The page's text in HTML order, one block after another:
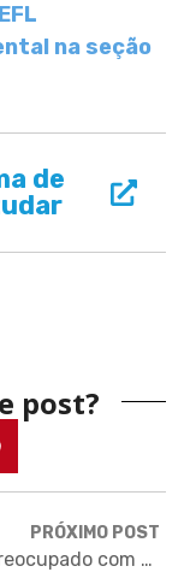
na seção
de
post?
PRÓXIMO POST
Está preocupado com o dólar? Veja dicas para não desistir do intercâmbio